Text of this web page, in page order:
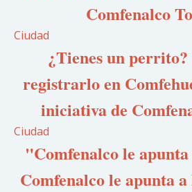
Comfenalco
Ciudad
¿Tienes un perrito?
registrarlo en
iniciativa de
Ciudad
"Comfenalco le
Comfenalco le apunta